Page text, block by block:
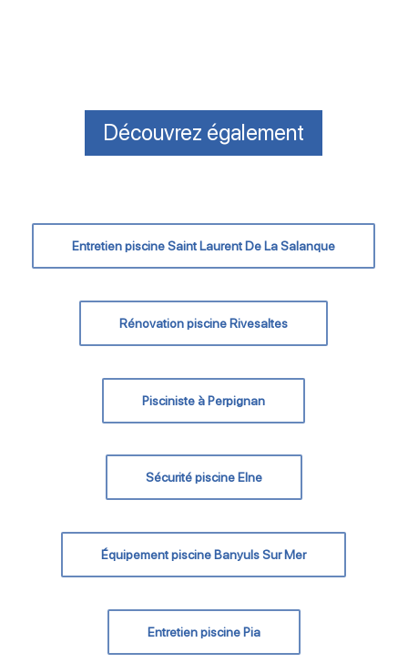
Découvrez également
Entretien piscine Saint Laurent De La Salanque
Rénovation piscine Rivesaltes
Pisciniste à Perpignan
Sécurité piscine Elne
Équipement piscine Banyuls Sur Mer
Entretien piscine Pia